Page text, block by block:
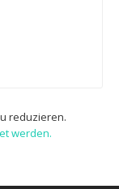
reduzieren.
werden.